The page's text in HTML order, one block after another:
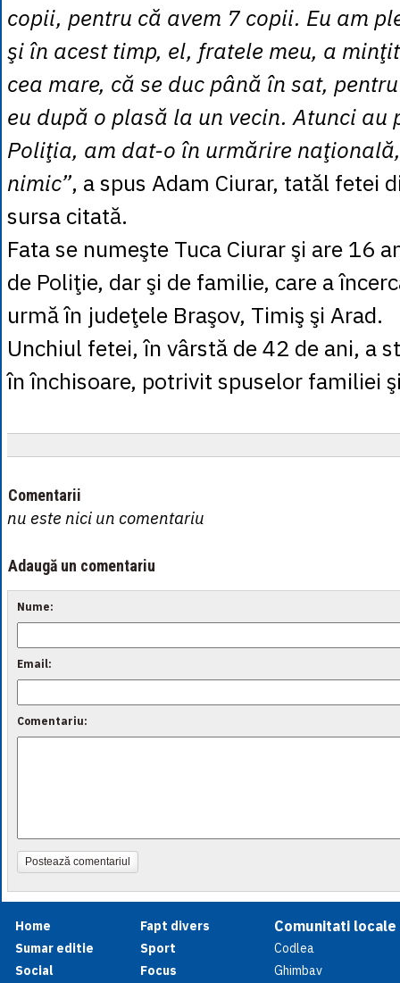
copii, pentru că avem 7 copii. Eu am
şi în acest timp, el, fratele meu, a
cea mare, că se duc până în sat,
eu după o plasă la un vecin. Atunci au
Poliţia, am dat-o în urmărire
nimic”, a spus Adam Ciurar, tatăl fetei
sursa citată.
Fata se numeşte Tuca Ciurar şi are 16
de Poliţie, dar şi de familie, care a
urmă în judeţele Braşov, Timiş şi Arad.
Unchiul fetei, în vârstă de 42 de ani, a
în închisoare, potrivit spuselor familiei
Comentarii
nu este nici un comentariu
Adaugă un comentariu
Nume:
Email:
Comentariu:
Postează comentariul
Home
Sumar editie
Social
Fapt divers
Sport
Focus
Comunitati locale
Codlea
Ghimbav